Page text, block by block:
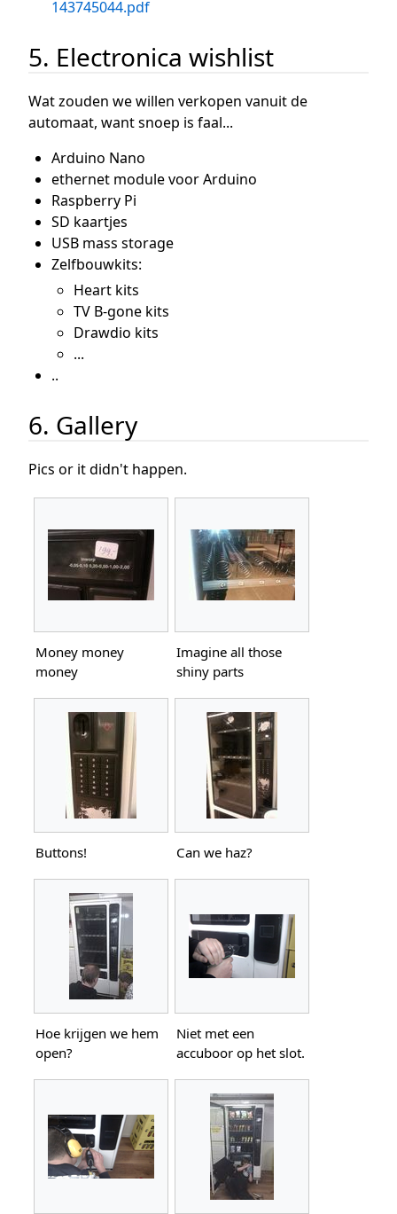
143745044.pdf
5. Electronica wishlist
Wat zouden we willen verkopen vanuit de
automaat, want snoep is faal...
Arduino Nano
ethernet module voor Arduino
Raspberry Pi
SD kaartjes
USB mass storage
Zelfbouwkits:
Heart kits
TV B-gone kits
Drawdio kits
...
..
6. Gallery
Pics or it didn't happen.
Money money
money
Imagine all those
shiny parts
Buttons! Can we haz?
Hoe krijgen we hem
open?
Niet met een
accuboor op het slot.